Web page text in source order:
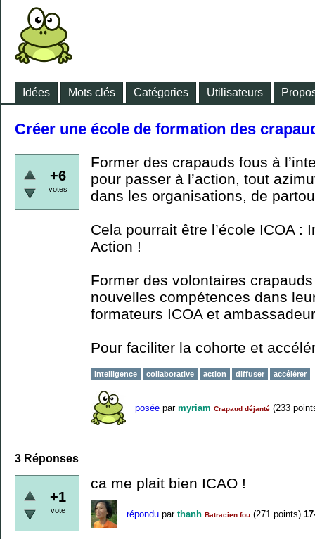
Idées Mots clés Catégories Utilisateurs
Créer une école de formation des
+6
votes
Former des crapauds fous à
pour passer à l’action, tout
dans les organisations, de
Cela pourrait être l’école ICOA :
Action !
Former des volontaires
nouvelles compétences dans
formateurs ICOA et
Pour faciliter la cohorte et
intelligence collaborative action diffuser accélérer
posée par myriam Crapaud déjanté (233
3 Réponses
+1
vote
ca me plait bien ICAO !
répondu par thanh Batracien fou (271 points)